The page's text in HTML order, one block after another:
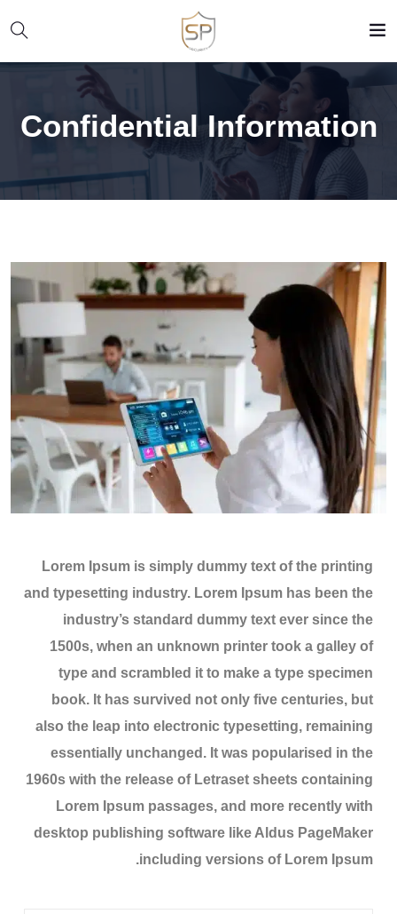
Confidential Information
Lorem Ipsum is simply dummy text of the printing
and typesetting industry. Lorem Ipsum has been the
industry’s standard dummy text ever since the
1500s, when an unknown printer took a galley of
type and scrambled it to make a type specimen
book. It has survived not only five centuries, but
also the leap into electronic typesetting, remaining
essentially unchanged. It was popularised in the
1960s with the release of Letraset sheets containing
Lorem Ipsum passages, and more recently with
desktop publishing software like Aldus PageMaker
including versions of Lorem Ipsum.